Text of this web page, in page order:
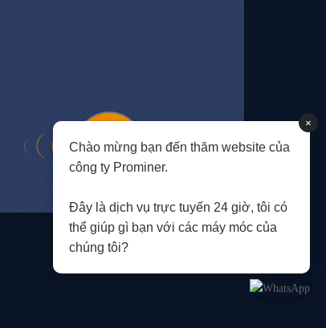
×
Chào mừng bạn đến thăm website của
công ty Prominer.
Đây là dịch vụ trực tuyến 24 giờ, tôi có
thể giúp gì bạn với các máy móc của
chúng tôi?